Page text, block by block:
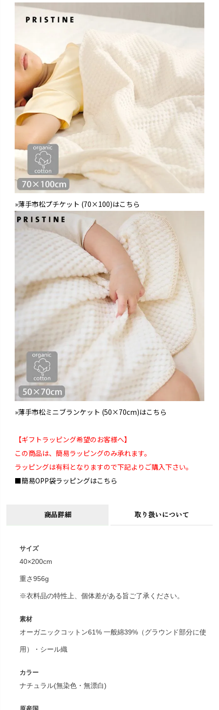
»薄手市松プチケット (70×100)はこちら
»薄手市松ミニブランケット (50×70cm)はこちら
【ギフトラッピング希望のお客様へ】
この商品は、簡易ラッピングのみ承れます。
ラッピングは有料となりますので下記よりご購入下さい。
■簡易OPP袋ラッピングはこちら
商品詳細 取り扱いについて
サイズ
40×200cm
重さ956g
※衣料品の特性上、個体差がある旨ご了承ください。
素材
オーガニックコットン61% 一般綿39%（グラウンド部分に使
用）・シール織
カラー
ナチュラル(無染色・無漂白)